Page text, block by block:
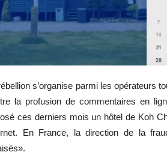
s’organise parmi les opérateurs
la profusion de commentaires en
ces derniers mois un hôtel de Koh
En France, la direction de la